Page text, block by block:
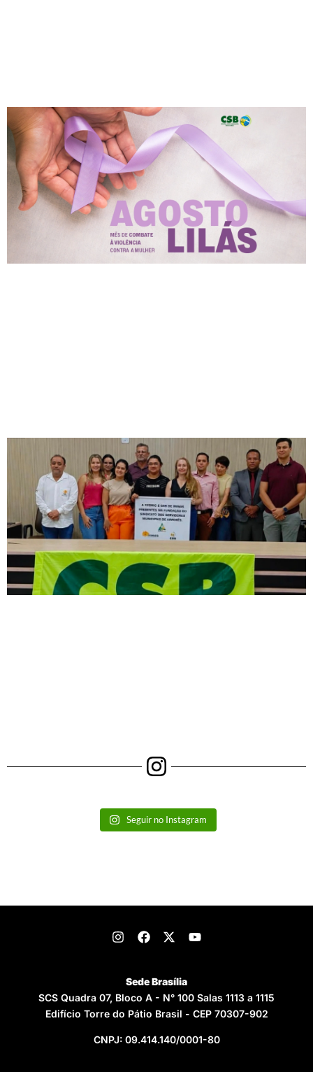
Seguir no Instagram
Sede Brasília
SCS Quadra 07, Bloco A - N° 100 Salas 1113 a 1115
Edifício Torre do Pátio Brasil - CEP 70307-902
CNPJ: 09.414.140/0001-80